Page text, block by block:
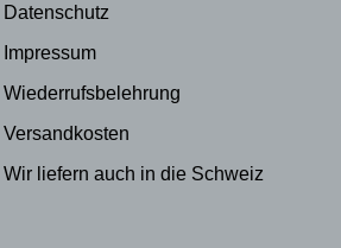
Datenschutz
Impressum
Wiederrufsbelehrung
Versandkosten
Wir liefern auch in die Schweiz